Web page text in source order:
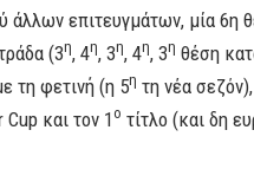
άλλων επιτευγμάτων, μία 6η
(3η, 4η, 3η, 4η, 3η θέση
τη φετινή (η 5η τη νέα
και τον 1ο τίτλο (και δη